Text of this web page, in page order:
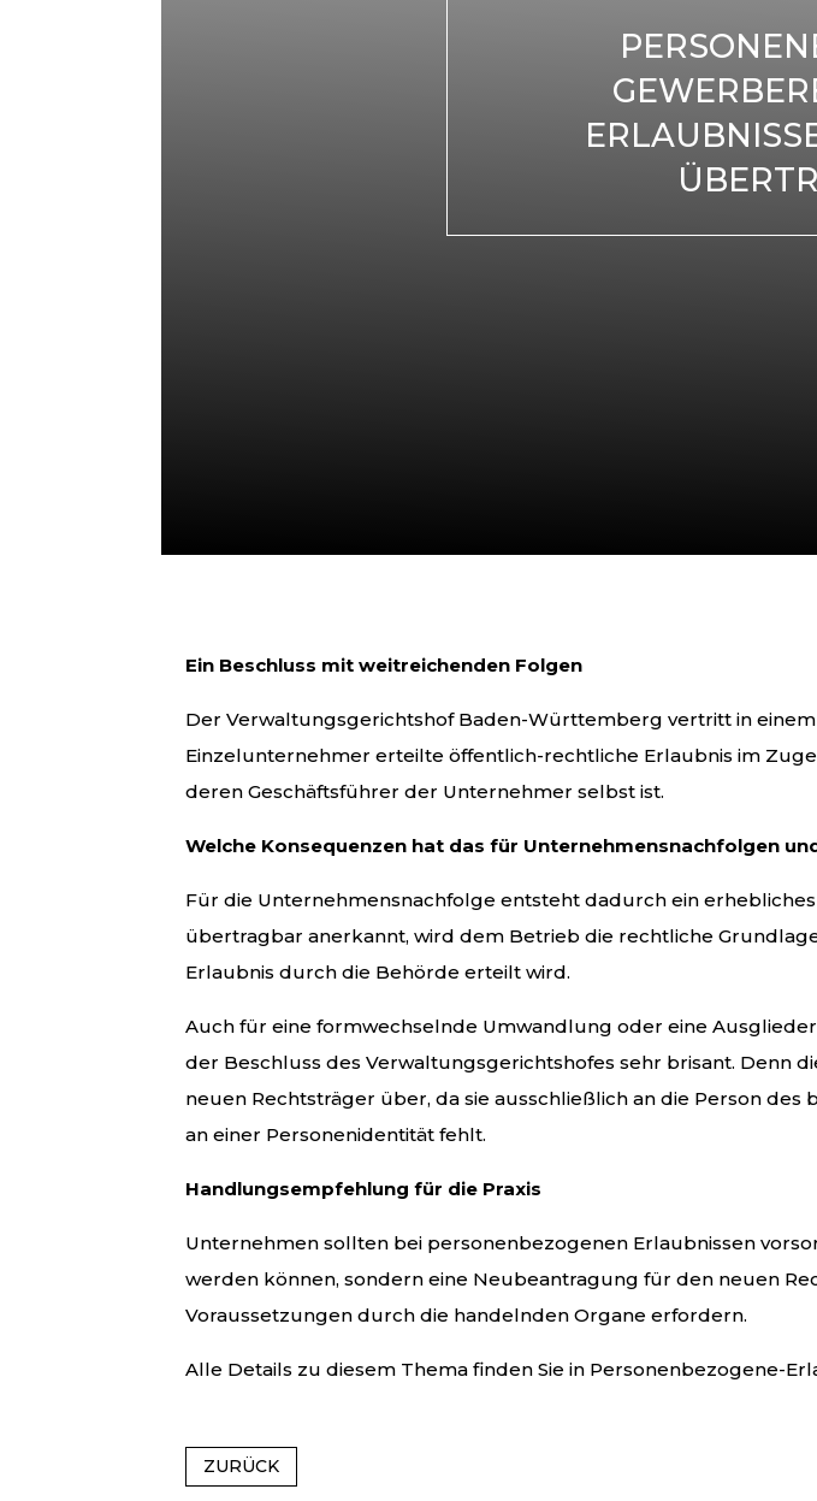
Ein Beschluss mit weitreichenden Folgen
Der Verwaltungsgerichtshof Baden-Württemberg vertritt in
Einzelunternehmer erteilte öffentlich-rechtliche Erlaubnis im
deren Geschäftsführer der Unternehmer selbst ist.
Welche Konsequenzen hat das für Unternehmensnachfolgen
Für die Unternehmensnachfolge entsteht dadurch ein
übertragbar anerkannt, wird dem Betrieb die rechtliche
Erlaubnis durch die Behörde erteilt wird.
Auch für eine formwechselnde Umwandlung oder eine
der Beschluss des Verwaltungsgerichtshofes sehr brisant. Denn
neuen Rechtsträger über, da sie ausschließlich an die Person
an einer Personenidentität fehlt.
Handlungsempfehlung für die Praxis
Unternehmen sollten bei personenbezogenen Erlaubnissen
werden können, sondern eine Neubeantragung für den neuen
Voraussetzungen durch die handelnden Organe erfordern.
Alle Details zu diesem Thema finden Sie in Personenbezogene-
ZURÜCK